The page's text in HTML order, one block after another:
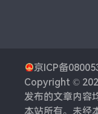
京ICP备
Copyright ©
发布的文章内容
本站所有。未经